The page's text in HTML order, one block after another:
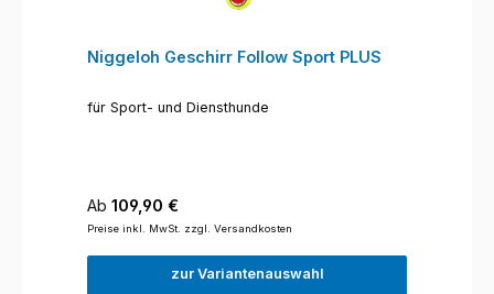
Niggeloh Geschirr Follow Sport PLUS
für Sport- und Diensthunde
Regulärer Preis:
Ab 109,90 €
Preise inkl. MwSt. zzgl. Versandkosten
zur Variantenauswahl